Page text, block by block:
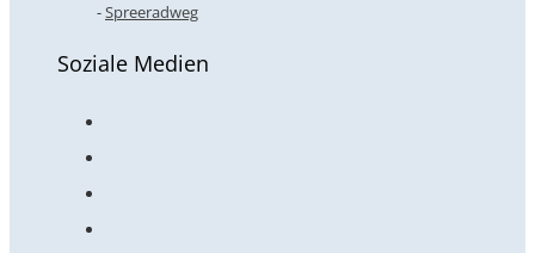
Spreeradweg
Soziale Medien